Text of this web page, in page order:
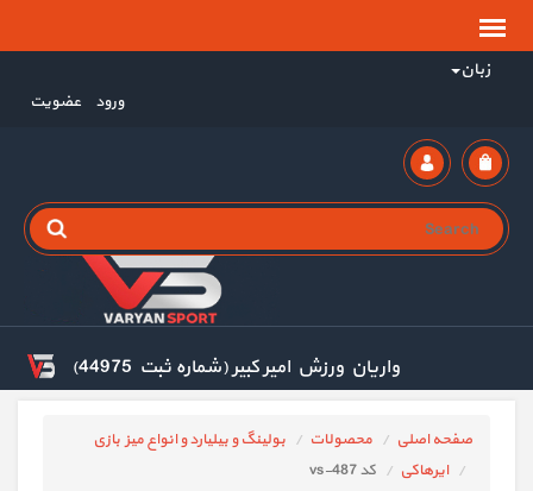
زبان
ورود عضویت
واریان ورزش امیر کبیر (شماره ثبت 44975)
صفحه اصلی محصولات
بولینگ و بیلیارد و انواع میز بازی
ایرهاکی
کد vs-487